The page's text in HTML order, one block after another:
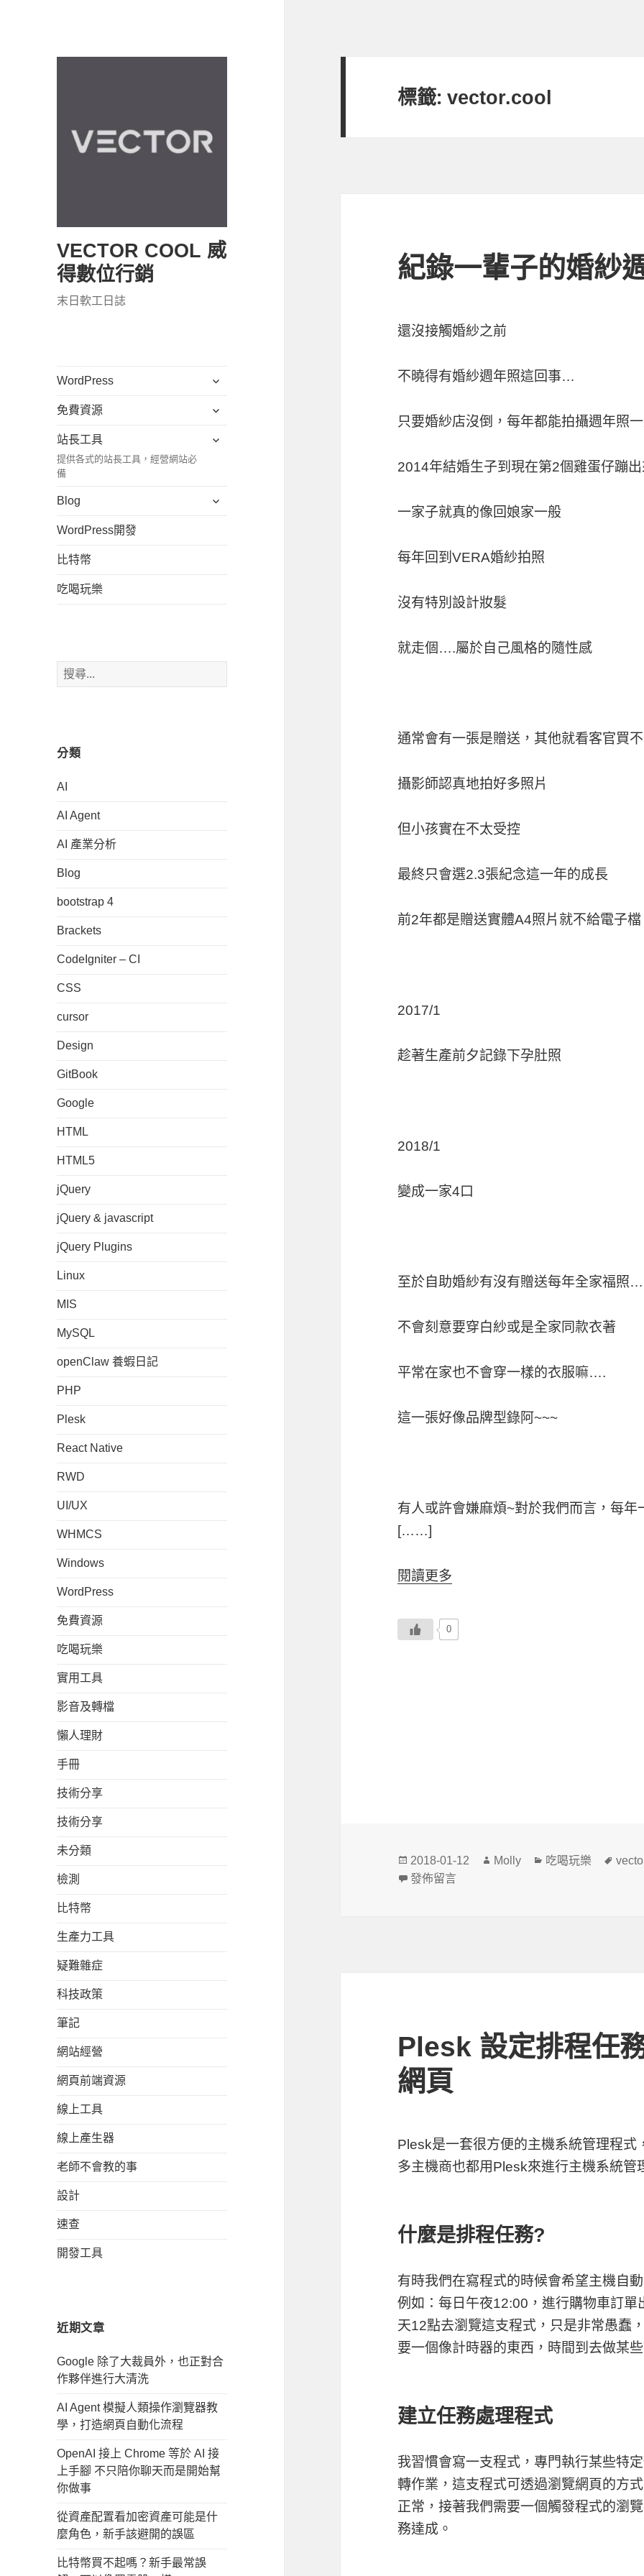
VECTOR COOL 威
得數位行銷
末日軟工日誌
WordPress
展
子
免費資源
展
子
站長工具
提供各式的站長工具，經營網站必
備
展
單
Blog
展
WordPress開發
比特幣
吃喝玩樂
搜
尋
分類
AI
AI Agent
AI 產業分析
Blog
bootstrap 4
Brackets
CodeIgniter – CI
CSS
cursor
Design
GitBook
Google
HTML
HTML5
jQuery
jQuery & javascript
jQuery Plugins
Linux
MIS
MySQL
openClaw 養蝦日記
PHP
Plesk
React Native
RWD
UI/UX
WHMCS
Windows
WordPress
免費資源
吃喝玩樂
實用工具
影音及轉檔
懶人理財
手冊
技術分享
技術分享
未分類
檢測
比特幣
生產力工具
疑難雜症
科技政策
筆記
網站經營
網頁前端資源
線上工具
線上產生器
老師不會教的事
設計
速查
開發工具
近期文章
Google 除了大裁員外，也正對合
作夥伴進行大清洗
AI Agent 模擬人類操作瀏覽器教
學，打造網頁自動化流程
OpenAI 接上 Chrome 等於 AI 接
上手腳 不只陪你聊天而是開始幫
你做事
從資產配置看加密資產可能是什
麼角色，新手該避開的誤區
比特幣買不起嗎？新手最常誤
標籤:vector.cool
紀錄一輩子的婚紗
還沒接觸婚紗之前
不曉得有婚紗週年照這回事…
只要婚紗店沒倒，每年都能拍攝週年照
2014年結婚生子到現在第2個雞蛋仔蹦
一家子就真的像回娘家一般
每年回到VERA婚紗拍照
沒有特別設計妝髮
就走個….屬於自己風格的隨性感
通常會有一張是贈送，其他就看客官買
攝影師認真地拍好多照片
但小孩實在不太受控
最終只會選2.3張紀念這一年的成長
前2年都是贈送實體A4照片就不給電子檔
2017/1
趁著生產前夕記錄下孕肚照
2018/1
變成一家4口
至於自助婚紗有沒有贈送每年全家福照
不會刻意要穿白紗或是全家同款衣著
平常在家也不會穿一樣的衣服嘛….
這一張好像品牌型錄阿~~~
有人或許會嫌麻煩~對於我們而言，每
[……]
閱讀更多
0
發
佈
2018-01-12
作
Molly
分
吃喝玩樂
標
在〈紀錄一輩子的婚紗週年照〉
發佈留言
Plesk 設定排程任
網頁
Plesk是一套很方便的主機系統管理程
多主機商也都用Plesk來進行主機系統管
什麼是排程任務?
有時我們在寫程式的時候會希望主機自
例如：每日午夜12:00，進行購物車訂
天12點去瀏覽這支程式，只是非常愚蠢
要一個像計時器的東西，時間到去做某
建立任務處理程式
我習慣會寫一支程式，專門執行某些特
轉作業，這支程式可透過瀏覽網頁的方
正常，接著我們需要一個觸發程式的瀏
務達成。